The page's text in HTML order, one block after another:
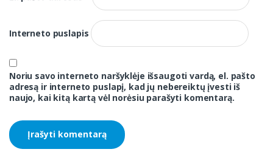
Interneto puslapis
Noriu savo interneto naršyklėje išsaugoti vardą, el. pašto
adresą ir interneto puslapį, kad jų nebereiktų įvesti iš
naujo, kai kitą kartą vėl norėsiu parašyti komentarą.